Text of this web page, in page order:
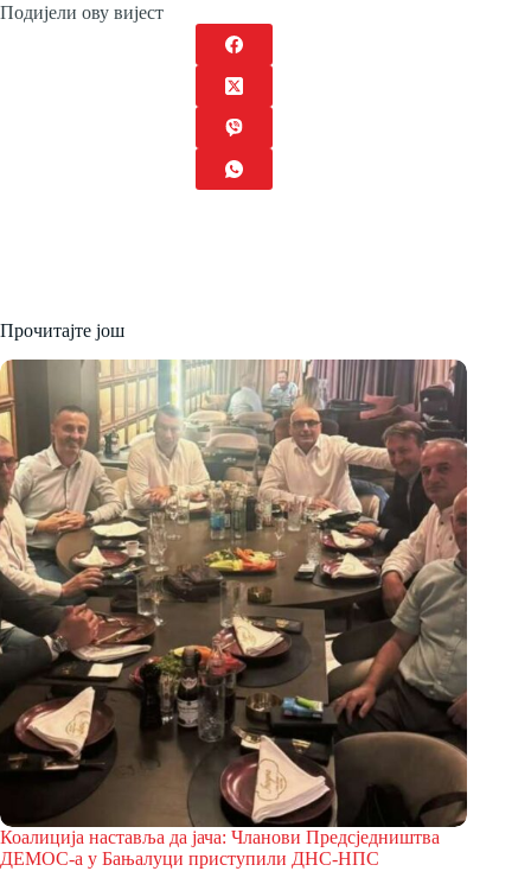
Подијели ову вијест
Прочитајте још
Коалиција наставља да јача: Чланови Предсједништва
ДЕМОС-а у Бањалуци приступили ДНС-НПС